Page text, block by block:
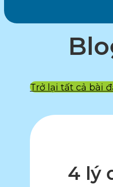
Trở lại tất cả bài
4 lý